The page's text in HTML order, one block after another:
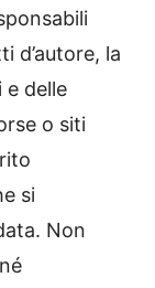
d’autore, la
e delle
o siti
si
Non